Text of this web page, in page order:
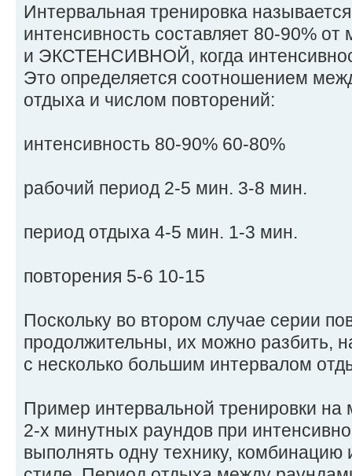
Интервальная тренировка
интенсивность составляет 80-90%
и ЭКСТЕНСИВНОЙ, когда
Это определяется соотношением
отдыха и числом повторений:
интенсивность 80-90% 60-80%
рабочий период 2-5 мин. 3-8 мин.
период отдыха 4-5 мин. 1-3 мин.
повторения 5-6 10-15
Поскольку во втором случае серии
продолжительны, их можно разбить,
с несколько большим интервалом
Пример интервальной тренировки
2-х минутных раундов при
выполнять одну технику,